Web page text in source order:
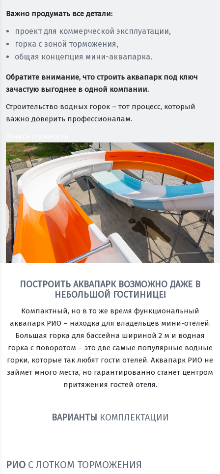
Важно продумать все детали:
проект для коммерческой эксплуатации,
горка с зоной торможения,
общая концепция мини-аквапарка.
Обратите внимание, что строить аквапарк под ключ
зачастую выгоднее в одной компании.
Строительство водных горок – тот процесс, который
важно доверить профессионалам.
ПОСТРОИТЬ АКВАПАРК ВОЗМОЖНО ДАЖЕ В
НЕБОЛЬШОЙ ГОСТИНИЦЕ!
Компактный, но в то же время функциональный
аквапарк РИО – находка для владельцев мини-отелей.
Большая горка для бассейна шириной 2 м и водная
горка с поворотом – это две самые популярные водные
горки, которые так любят гости отелей. Аквапарк РИО не
займет много места, но гарантированно станет центром
притяжения гостей отеля.
ВАРИАНТЫ КОМПЛЕКТАЦИИ
РИО С ЛОТКОМ ТОРМОЖЕНИЯ